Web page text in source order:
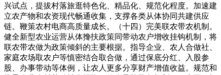
兴试点，提拔村落旅逛特色化、精品化、规范化程度。加速建
立农产物和农资现代畅通收集，支撑各类从体协同共建供应
链。鞭策农村电商高质量成长。（十四）完美联农带农机制。
健全新型农业运营从体搀扶政策同带动农户增收挂钩机制，将
联农带农做为政策倾斜的主要根据。指导企业、农人合做社、
家庭农场取农户等慎密结合取合做，通过保底分红、入股参
股、办事带动等体例，让农人更多分享财产增值收益。规范和